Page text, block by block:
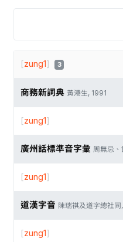
[zung1] 3
商務新詞典 黃港生, 1991
[zung1]
廣州話標準音字彙 周無忌
[zung1]
道漢字音 陳瑞祺及道字總社
[zung1]